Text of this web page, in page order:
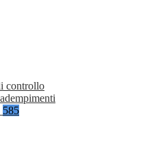
controllo
585